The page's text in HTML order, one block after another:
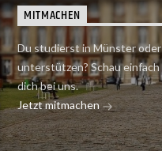
MITMACHEN
Du studierst in Münster
unterstützen? Schau
dich bei uns.
Jetzt mitmachen